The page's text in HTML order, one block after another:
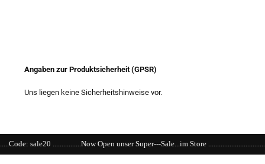
Angaben zur Produktsicherheit (GPSR)
Uns liegen keine Sicherheitshinweise vor.
Open unser Super---Sale...im Store